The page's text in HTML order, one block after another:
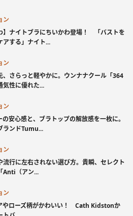
ン
】ナイトブラにちいかわ登場！ 「バストを
アする」ナイト...
ン
、さらっと軽やかに。ウンナナクール「364
気性に優れた...
ン
の安心感と、ブラトップの解放感を一枚に。
ランドTumu...
ン
流行に左右されない選び方。貴瞬、セレクト
Anti（アン...
ン
やローズ柄がかわいい！ Cath Kidstonか